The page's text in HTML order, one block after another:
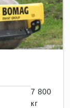
7 800
кг